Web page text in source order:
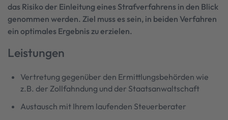
das Risiko der Einleitung eines Strafverfahrens in den Blick
genommen werden. Ziel muss es sein, in beiden Verfahren
ein optimales Ergebnis zu erzielen.
Leistungen
Vertretung gegenüber den Ermittlungsbehörden wie
z.B. der Zollfahndung und der Staatsanwaltschaft
Austausch mit Ihrem laufenden Steuerberater